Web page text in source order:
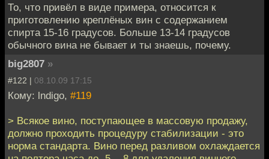
То, что привёл в виде примера, относится к
приготовлению креплёных вин с содержанием
спирта 15-16 градусов. Больше 13-14 градусов
обычного вина не бывает и ты знаешь, почему.
big2807 »
#122 | 08.10.09 17:15
Кому: lndigo, #119
> Всякое вино, поступающее в массовую продажу,
должно проходить процедуру стабилизации - это
норма стандарта. Вино перед разливом охлаждается